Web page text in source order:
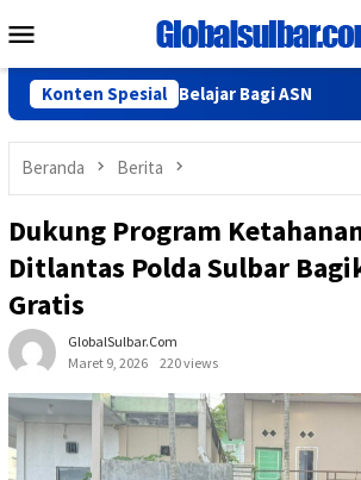
ke
Mobile
Konten Spesial
Tugas Belajar Bagi ASN Atasi
Beranda Berita
Dukung Program
Ditlantas Polda Sulbar
Gratis
GlobalSulbar.com
Maret 9, 2026
220 views